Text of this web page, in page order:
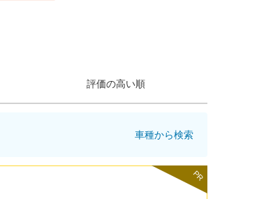
評価の高い順
車種から検索
PR